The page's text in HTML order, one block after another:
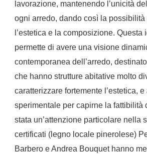
lavorazione, mantenendo l’unicità
ogni arredo, dando così la
l’estetica e la composizione. Questa
permette di avere una visione
contemporanea dell’arredo,
che hanno strutture abitative molto
caratterizzare fortemente l’estetica,
sperimentale per capirne la fattibilità
stata un’attenzione particolare nella
certificati (legno locale pinerolese)
Barbero e Andrea Bouquet hanno